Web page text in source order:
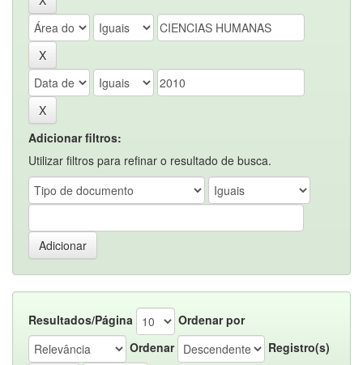
Adicionar filtros:
Utilizar filtros para refinar o resultado de busca.
Resultados/Página
Ordenar por
Ordenar
Registro(s)